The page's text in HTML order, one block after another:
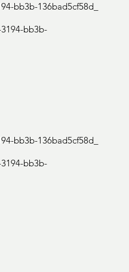
bb3b-136bad5cf58d_
bb3b-
bb3b-136bad5cf58d_
bb3b-